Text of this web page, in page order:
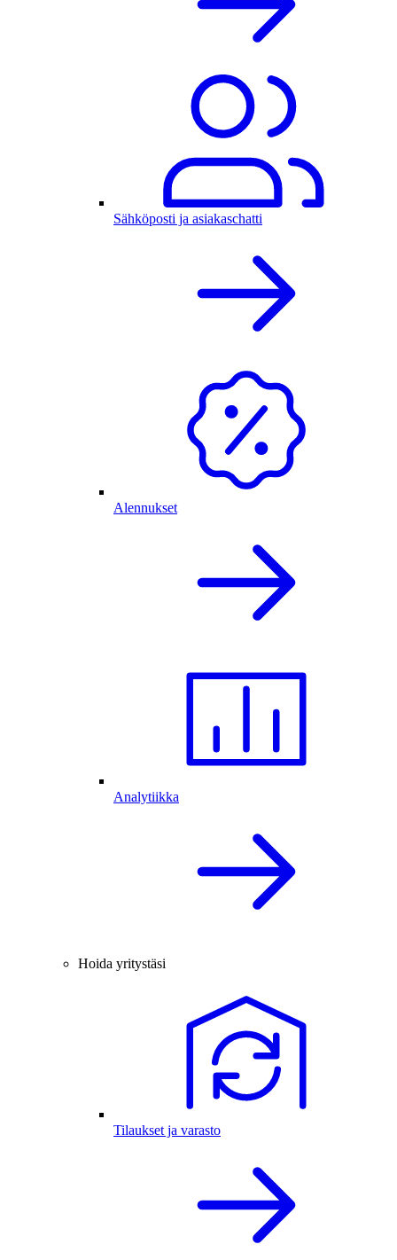
Sähköposti ja asiakaschatti
Alennukset
Analytiikka
Hoida yritystäsi
Tilaukset ja varasto